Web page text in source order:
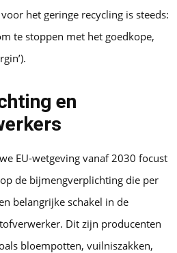
het geringe recycling is steeds:
te stoppen met het goedkope,
en
EU-wetgeving vanaf 2030 focust
de bijmengverplichting die per
belangrijke schakel in de
Dit zijn producenten
bloempotten, vuilniszakken,